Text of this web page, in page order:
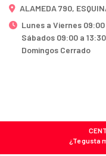
ALAMEDA 790,
Lunes a Viernes
Sábados 09:00 a
Domingos Cerrado
¿Te gusta